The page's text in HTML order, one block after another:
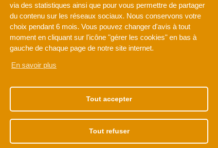
via des statistiques ainsi que pour vous permettre de partager
du contenu sur les réseaux sociaux. Nous conservons votre
choix pendant 6 mois. Vous pouvez changer d'avis à tout
moment en cliquant sur l'icône "gérer les cookies" en bas à
gauche de chaque page de notre site internet.
En savoir plus
Tout accepter
Tout refuser
Votre adresse de messagerie est uniquement utilisée pour
vous envoyer notre lettre d'information ainsi que des
informations concernant les activités de L'Orée de la Brie. Vous
pouvez à tout moment utiliser le lien de désabonnement intégré
dans la newsletter.
77170 BRIE-COMTE-
ROBERT
01 60 62 15 81
de 9h à 12h30
et de 13h30 à 17h30